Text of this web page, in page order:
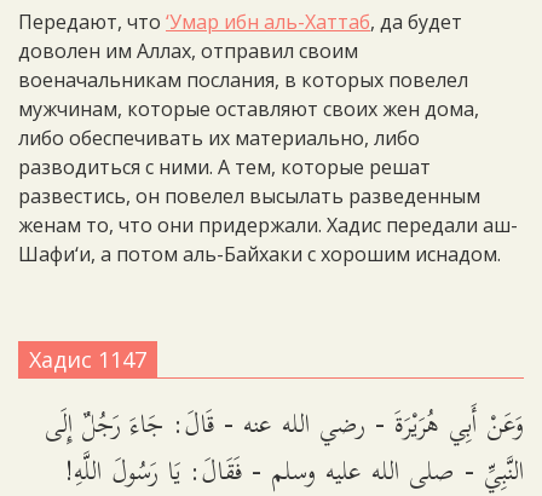
Передают, что ‘Умар ибн аль-Хаттаб, да будет
доволен им Аллах, отправил своим
военачальникам послания, в которых повелел
мужчинам, которые оставляют своих жен дома,
либо обеспечивать их материально, либо
разводиться с ними. А тем, которые решат
развестись, он повелел высылать разведенным
женам то, что они придержали. Хадис передали аш-
Шафи‘и, а потом аль-Байхаки с хорошим иснадом.
Хадис 1147
وَعَنْ أَبِي هُرَيْرَةَ - رضي الله عنه - قَالَ: جَاءَ رَجُلٌ إِلَى
النَّبِيِّ - صلى الله عليه وسلم - فَقَالَ: يَا رَسُولَ اللَّهِ!